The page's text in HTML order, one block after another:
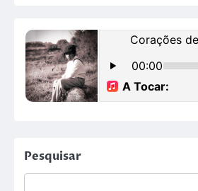
Pesquisar